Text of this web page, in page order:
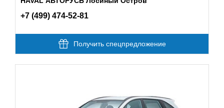
+7 (499) 474-52-81
Получить спецпредложение